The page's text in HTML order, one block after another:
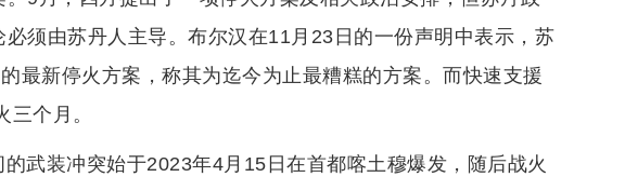
须由苏丹人主导。布尔汉在11月23日的一份声明中表示，苏
最新停火方案，称其为迄今为止最糟糕的方案。而快速支援
个月。
武装冲突始于2023年4月15日在首都喀土穆爆发，随后战火